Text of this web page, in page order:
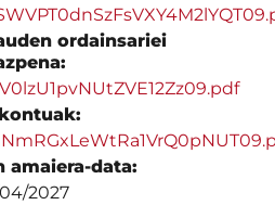
ordainsariei
amaiera-data:
2027